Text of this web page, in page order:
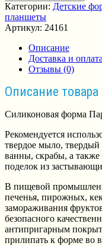
Категории: Детские
планшеты
Артикул: 24161
Описание
Доставка и оплата
Отзывы (0)
Описание товара
Силиконовая форма
Рекомендуется
твердое мыло,
ванны, скрабы, а
поделок из
В пищевой
печенья, пирожных,
замораживания
безопасного
антипригарным
прилипать к форме во